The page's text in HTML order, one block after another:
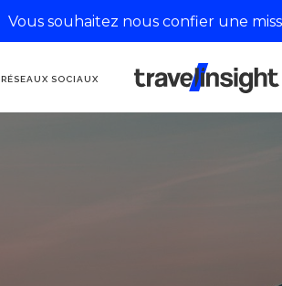
RÉSEAUX SOCIAUX
AGENCE DE
COMMUNICATION
Vous souhaitez nous confier une